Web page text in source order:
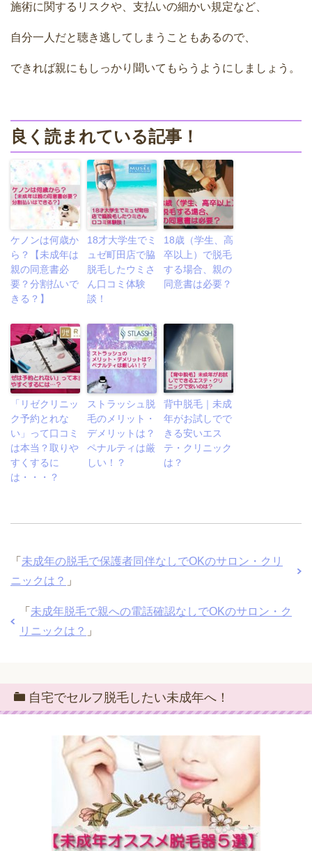
施術に関するリスクや、支払いの細かい規定など、
自分一人だと聴き逃してしまうこともあるので、
できれば親にもしっかり聞いてもらうようにしましょう。
良く読まれている記事！
ケノンは何歳か
ら？【未成年は
親の同意書必
要？分割払いで
きる？】
18才大学生でミ
ュゼ町田店で脇
脱毛したウミさ
ん口コミ体験
談！
18歳（学生、高
卒以上）で脱毛
する場合、親の
同意書は必要？
「リゼクリニッ
ク予約とれな
い」って口コミ
は本当？取りや
すくするに
は・・・？
ストラッシュ脱
毛のメリット・
デメリットは？
ペナルティは厳
しい！？
背中脱毛｜未成
年がお試しでで
きる安いエス
テ・クリニック
は？
「 未成年の脱毛で保護者同伴なしでOKのサロン・クリ
ニックは？ 」
「 未成年脱毛で親への電話確認なしでOKのサロン・ク
リニックは？ 」
自宅でセルフ脱毛したい未成年へ！